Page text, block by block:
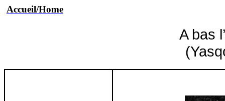
Accueil/Home
A bas
(